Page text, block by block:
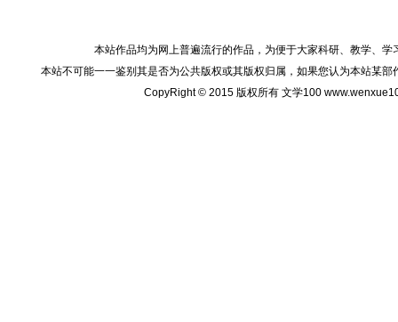
本站作品均为网上普遍流行的作品，为便于大家科研、教学、
本站不可能一一鉴别其是否为公共版权或其版权归属，如果您认为本站某
CopyRight © 2015 版权所有 文学100